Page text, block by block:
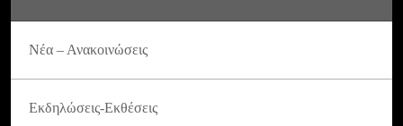
Νέα – Ανακοινώσεις
Εκδηλώσεις-Εκθέσεις